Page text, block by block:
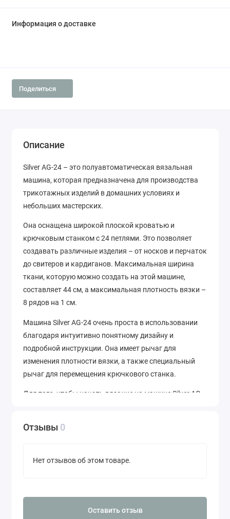
Информация о доставке
Поделиться
Описание
Silver AG-24 – это полуавтоматическая вязальная
машина, которая предназначена для производства
трикотажных изделий в домашних условиях и
небольших мастерских.
Она оснащена широкой плоской кроватью и
крючковым станком с 24 петлями. Это позволяет
создавать различные изделия – от носков и перчаток
до свитеров и кардиганов. Максимальная ширина
ткани, которую можно создать на этой машине,
составляет 44 см, а максимальная плотность вязки –
8 рядов на 1 см.
Машина Silver AG-24 очень проста в использовании
благодаря интуитивно понятному дизайну и
подробной инструкции. Она имеет рычаг для
изменения плотности вязки, а также специальный
рычаг для перемещения крючкового станка.
Для того, чтобы начать вязание на машине Silver AG-
крючках. После этого можно начинать создание
соответствии с выбранной схемой.
Отзывы 0
Нет отзывов об этом товаре.
Оставить отзыв